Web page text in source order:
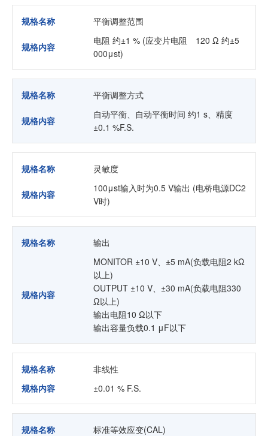
规格名称 平衡调整范围
规格内容
电阻 约±1 % (应变片电阻 120 Ω 约±5
000μst)
规格名称 平衡调整方式
规格内容
自动平衡、自动平衡时间 约1 s、精度
±0.1 %F.S.
规格名称 灵敏度
规格内容
100μst输入时为0.5 V输出 (电桥电源DC2
V时)
规格名称 输出
规格内容
MONITOR ±10 V、±5 mA(负载电阻2 kΩ
以上)
OUTPUT ±10 V、±30 mA(负载电阻330
Ω以上)
输出电阻10 Ω以下
输出容量负载0.1 μF以下
规格名称
非线性
规格内容
±0.01 % F.S.
规格名称 标准等效应变(CAL)